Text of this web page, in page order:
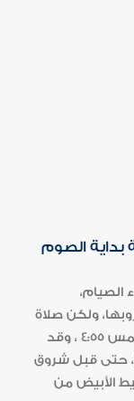
الصوم
الصيام،
ولكن صلاة
الفجر هنا حوالي الساعة 3:51 ، وشروق الشمس 4:55 ، وقد
حتى قبل شروق
الأبيض من